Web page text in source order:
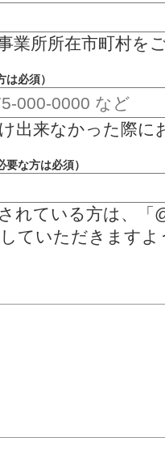
業所所在市町村を
必須）
出来なかった際に
な方は必須）
れている方は、「
ていただきますよ